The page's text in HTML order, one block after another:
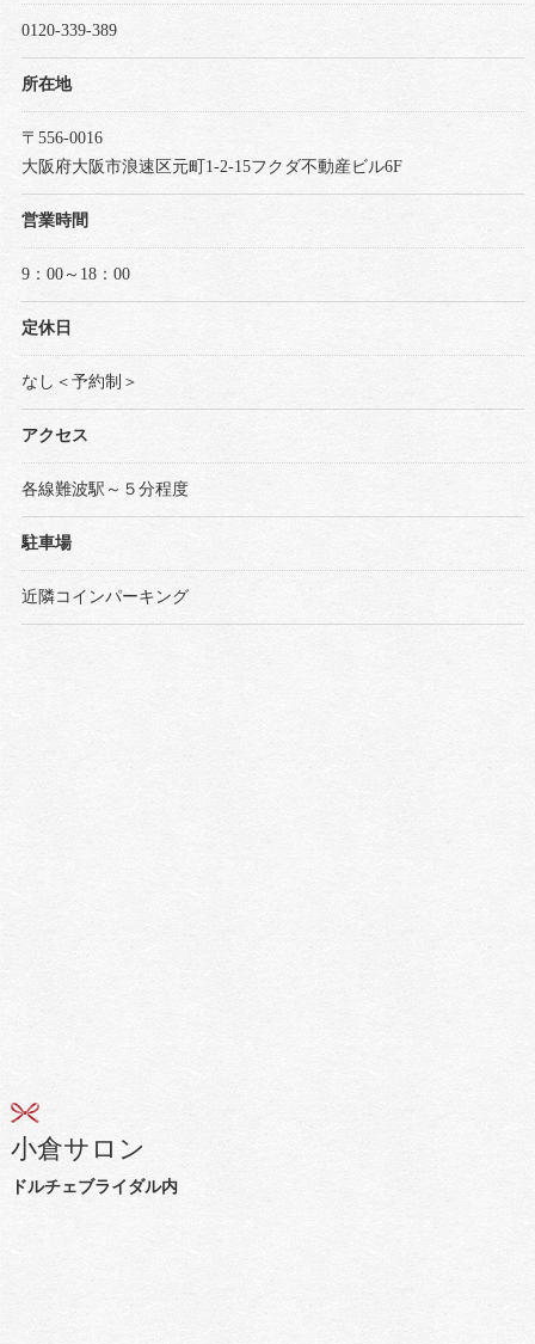
0120-339-389
所在地
〒556-0016
大阪府大阪市浪速区元町1-2-15フクダ不動産ビル6F
営業時間
9：00～18：00
定休日
なし＜予約制＞
アクセス
各線難波駅～５分程度
駐車場
近隣コインパーキング
ドルチェブライダル内
小倉サロン